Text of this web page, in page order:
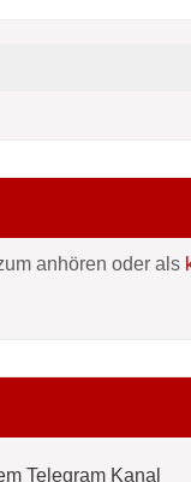
anhören oder als
Telegram Kanal